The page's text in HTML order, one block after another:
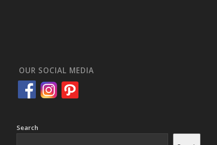
OUR SOCIAL MEDIA
Search